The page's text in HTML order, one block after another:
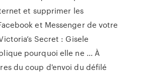
et supprimer les
et Messenger de votre
Secret : Gisele
pourquoi elle ne ... À
du coup d'envoi du défilé